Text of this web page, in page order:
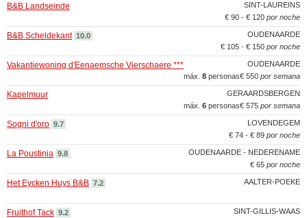
SINT-LAUREINS
B&B Landseinde
€ 90 - € 120 por noche
OUDENAARDE
B&B Scheldekant 10.0
€ 105 - € 150 por noche
OUDENAARDE
Vakantiewoning d'Eenaemsche Vierschaere ***
€ 550 por semana
máx. 8 personas
GERAARDSBERGEN
Kapelmuur
€ 575 por semana
máx. 6 personas
LOVENDEGEM
Sogni d'oro 9.7
€ 74 - € 89 por noche
OUDENAARDE - NEDERENAME
La Poustinia 9.8
€ 65 por noche
AALTER-POEKE
Het Eycken Huys B&B 7.2
SINT-GILLIS-WAAS
Fruithof Tack 9.2